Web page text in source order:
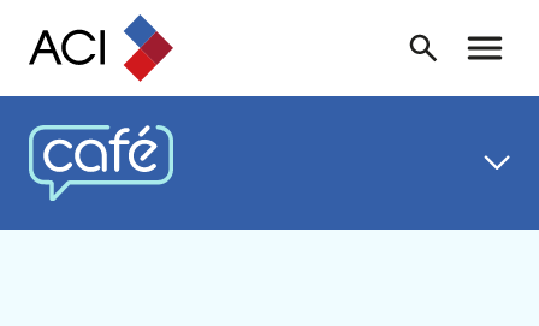
Skip to content
Recherche
Menu
CAFÉ ACI